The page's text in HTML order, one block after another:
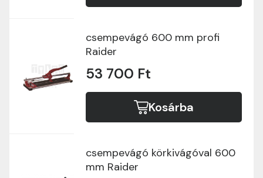
csempevágó 600 mm profi
Raider
53 700 Ft
Kosárba
csempevágó körkivágóval 600
mm Raider